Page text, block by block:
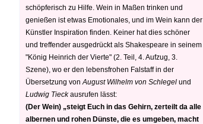
schöpferisch zu Hilfe. Wein in Maßen trinken und
genießen ist etwas Emotionales, und im Wein kann der
Künstler Inspiration finden. Keiner hat dies schöner
und treffender ausgedrückt als Shakespeare in seinem
"König Heinrich der Vierte" (2. Teil, 4. Aufzug, 3.
Szene), wo er den lebensfrohen Falstaff in der
Übersetzung von August Wilhelm von Schlegel und
Ludwig Tieckausrufen lässt:
(Der Wein) „steigt Euch in das Gehirn, zerteilt da alle
albernen und rohen Dünste, die es umgeben, macht